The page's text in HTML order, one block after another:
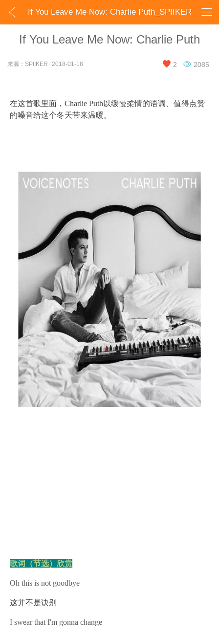
 If You Leave Me Now: Charlie Puth_SPIIKER 
If You Leave Me Now: Charlie Puth
 2085
 2
来源：SPIIKER 2018-01-18
在这首歌里面，Charlie Puth以缓慢柔情的语调、值得点赞
的嗓音给这个冬天带来温暖。
歌词（节选）欣赏
Oh this is not goodbye
这并不是诀别
I swear that I'm gonna change